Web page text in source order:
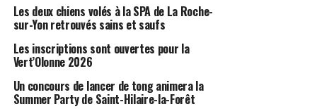
Les deux chiens volés à la SPA de La Roche-
sur-Yon retrouvés sains et saufs
Les inscriptions sont ouvertes pour la
Vert’Olonne 2026
Un concours de lancer de tong animera la
Summer Party de Saint-Hilaire-la-Forêt